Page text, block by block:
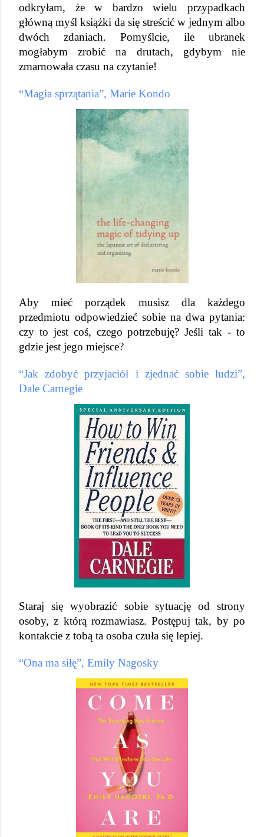
odkryłam, że w bardzo wielu przypadkach
główną myśl książki da się streścić w jednym albo
dwóch zdaniach. Pomyślcie, ile ubranek
mogłabym zrobić na drutach, gdybym nie
zmarnowała czasu na czytanie!
“Magia sprzątania”, Marie Kondo
Aby mieć porządek musisz dla każdego
przedmiotu odpowiedzieć sobie na dwa pytania:
czy to jest coś, czego potrzebuję? Jeśli tak - to
gdzie jest jego miejsce?
“Jak zdobyć przyjaciół i zjednać sobie ludzi”,
Dale Carnegie
Staraj się wyobrazić sobie sytuację od strony
osoby, z którą rozmawiasz. Postępuj tak, by po
kontakcie z tobą ta osoba czuła się lepiej.
“Ona ma siłę”, Emily Nagosky